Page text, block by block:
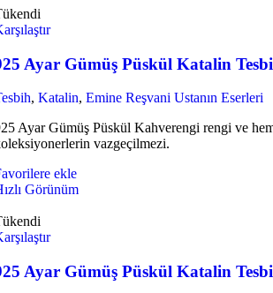
Ayar Gümüş Püskül Katalin
, Katalin, Emine Reşvani Ustanın Eserleri
Ayar Gümüş Püskül Kahverengi rengi ve
vazgeçilmezi.
ekle
Görünüm
Ayar Gümüş Püskül Katalin